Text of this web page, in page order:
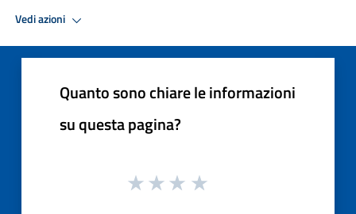
Vedi azioni
Quanto sono chiare le informazioni
su questa pagina?